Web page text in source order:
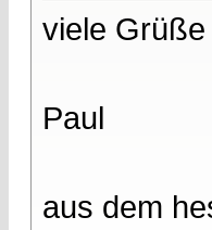
viele Grüße
Paul
aus dem